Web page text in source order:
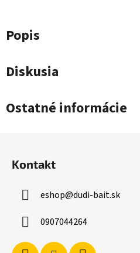
Popis
Diskusia
Ostatné informácie
Kontakt
eshop@dudi-bait.sk
0907044264